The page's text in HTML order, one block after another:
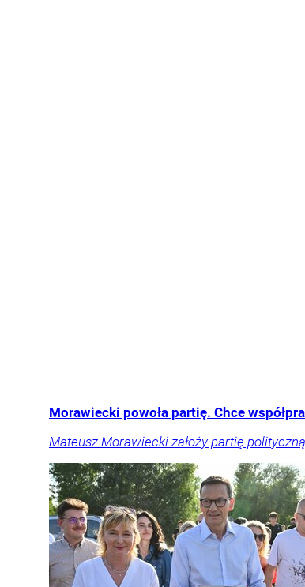
Morawiecki powoła partię. Chce
Mateusz Morawiecki założy partię